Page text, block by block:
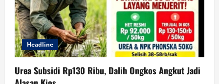
Headline
Urea Subsidi Rp130 Ribu, Dalih Ongkos Angkut Jadi